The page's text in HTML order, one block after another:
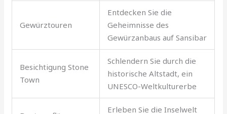
Gewürztouren
Entdecken Sie die
Geheimnisse des
Gewürzanbaus auf Sansibar
Besichtigung Stone
Town
Schlendern Sie durch die
historische Altstadt, ein
UNESCO-Weltkulturerbe
Erleben Sie die Inselwelt